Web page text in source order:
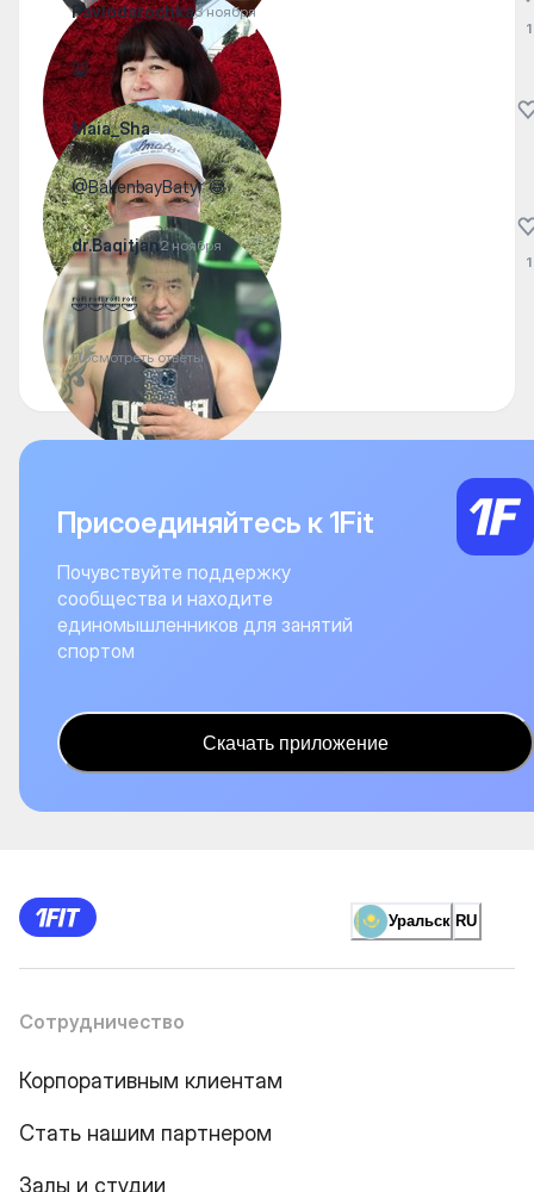
Pavlodarochka3 ноября
😸
1
Maia_Sha2 ноября
@BakenbayBatyr 😂
dr.Baqitjan2 ноября
🤣🤣🤣🤣
Посмотреть ответы
1
Присоединяйтесь к 1Fit
Почувствуйте поддержку
сообщества и находите
единомышленников для занятий
спортом
Скачать приложение
Уральск RU
Сотрудничество
Корпоративным клиентам
Стать нашим партнером
Залы и студии